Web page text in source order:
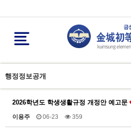
행정정보공개
2026학년도 학생생활규정 개정안 예고문
이용주 06-23 359